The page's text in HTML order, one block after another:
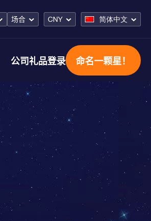
场合 CNY 简体中文
公司礼品登录 命名一颗星！